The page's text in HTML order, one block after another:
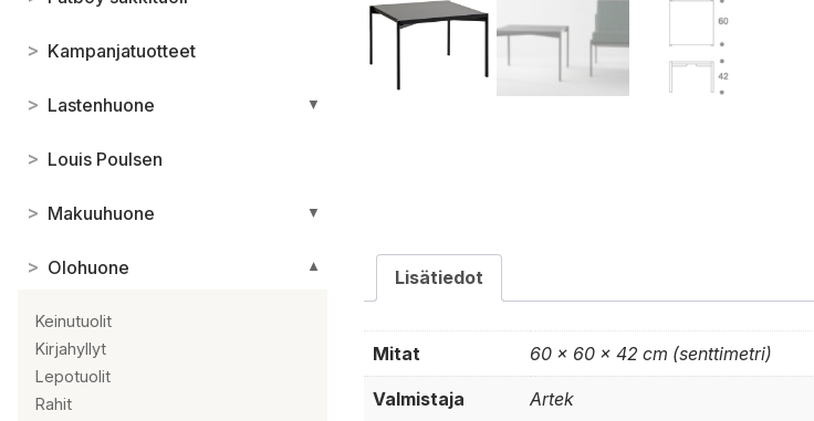
> Kampanjatuotteet
> Lastenhuone ▼
> Louis Poulsen
> Makuuhuone ▼
> Olohuone ▼
Keinutuolit
Kirjahyllyt
Lepotuolit
Rahit
Lisätiedot
Mitat 60 × 60 × 42 cm (senttimetri)
Valmistaja Artek